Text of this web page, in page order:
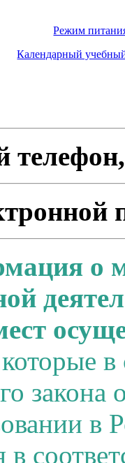
Режим
Календарный
о
в
в